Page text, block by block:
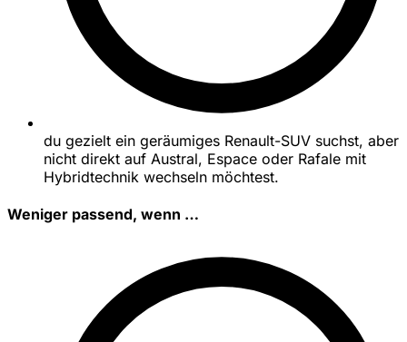
du gezielt ein geräumiges Renault-SUV suchst, aber
nicht direkt auf Austral, Espace oder Rafale mit
Hybridtechnik wechseln möchtest.
Weniger passend, wenn …